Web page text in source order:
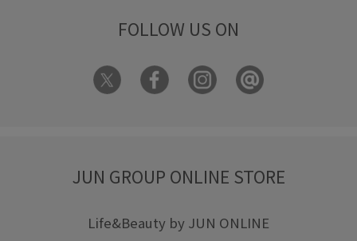
FOLLOW US ON
JUN GROUP ONLINE STORE
Life&Beauty by JUN ONLINE